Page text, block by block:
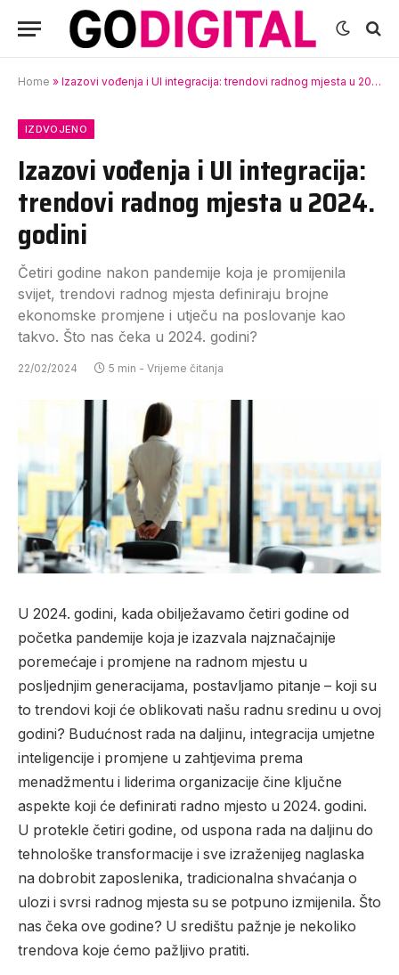
Home » Izazovi vođenja i UI integracija: trendovi radnog mjesta u 2024. godini
IZDVOJENO
Izazovi vođenja i UI integracija:
trendovi radnog mjesta u 2024.
godini
Četiri godine nakon pandemije koja je promijenila
svijet, trendovi radnog mjesta definiraju brojne
ekonomske promjene i utječu na poslovanje kao
takvo. Što nas čeka u 2024. godini?
22/02/2024 5 min - Vrijeme čitanja
U 2024. godini, kada obilježavamo četiri godine od
početka pandemije koja je izazvala najznačajnije
poremećaje i promjene na radnom mjestu u
posljednjim generacijama, postavljamo pitanje – koji su
to trendovi koji će oblikovati našu radnu sredinu u ovoj
godini? Budućnost rada na daljinu, integracija umjetne
inteligencije i promjene u zahtjevima prema
menadžmentu i liderima organizacije čine ključne
aspekte koji će definirati radno mjesto u 2024. godini.
U protekle četiri godine, od uspona rada na daljinu do
tehnološke transformacije i sve izraženijeg naglaska
na dobrobit zaposlenika, tradicionalna shvaćanja o
ulozi i svrsi radnog mjesta su se potpuno izmijenila. Što
nas čeka ove godine? U središtu pažnje je nekoliko
trendova koje ćemo pažljivo pratiti.